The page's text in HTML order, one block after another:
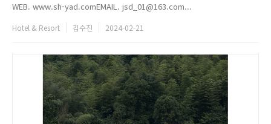
WEB. www.sh-yad.comEMAIL. jsd_01@163.com...
Hotel & Resort 김수진 2024-02-21